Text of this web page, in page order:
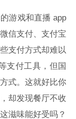
游戏和直播 app
信支付、支付宝
支付方式却难以
支付工具，但国
式。这就好比你
却发现餐厅不收
滋味能好受吗？